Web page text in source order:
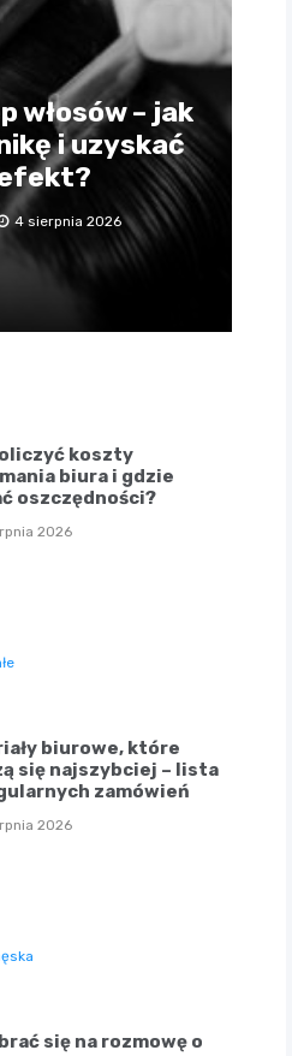
włosów – jak
i uzyskać
4 sierpnia 2026
koszty
biura i gdzie
oszczędności?
2026
biurowe, które
się najszybciej – lista
zamówień
2026
się na rozmowę o